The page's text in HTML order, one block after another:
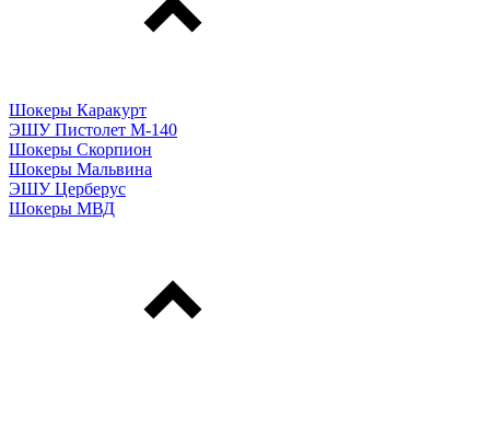
Шокеры Каракурт
ЭШУ Пистолет М-140
Шокеры Скорпион
Шокеры Мальвина
ЭШУ Церберус
Шокеры МВД